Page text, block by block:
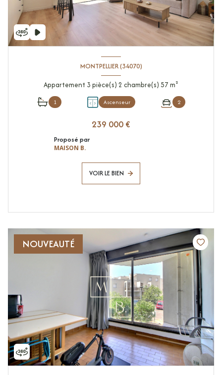
MONTPELLIER (34070)
Appartement 3 pièce(s) 2 chambre(s) 57 m²
1 Ascenseur 2
239 000 €
Proposé par
MAISON B.
VOIR LE BIEN
NOUVEAUTÉ